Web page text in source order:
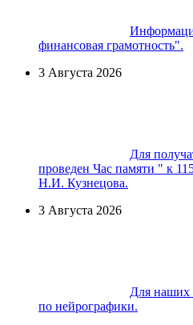
финансовая грамотность".
3 Августа 2026
Для
проведен Час памяти " к
Н.И. Кузнецова.
3 Августа 2026
Для наших
по нейрографики.